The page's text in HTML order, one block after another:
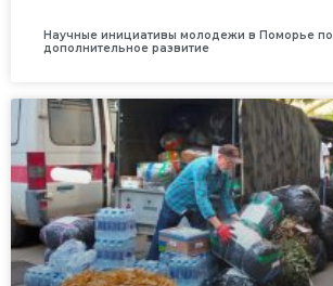
Научные инициативы молодежи в Поморье
дополнительное развитие